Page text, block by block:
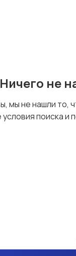
Ничего не
мы не нашли то,
поиска и